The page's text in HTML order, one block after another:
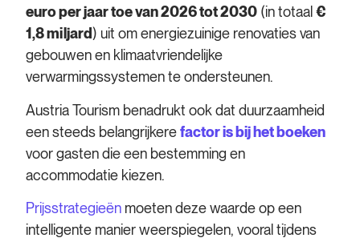
euro per jaar toe van 2026 tot 2030 (in totaal€
1,8 miljard ) uit om energiezuinige renovaties van
gebouwen en klimaatvriendelijke
verwarmingssystemen te ondersteunen.
Austria Tourism benadrukt ook dat duurzaamheid
een steeds belangrijkerefactor is bij het boeken
voor gasten die een bestemming en
accommodatie kiezen.
Prijsstrategieën moeten deze waarde op een
intelligente manier weerspiegelen, vooral tijdens